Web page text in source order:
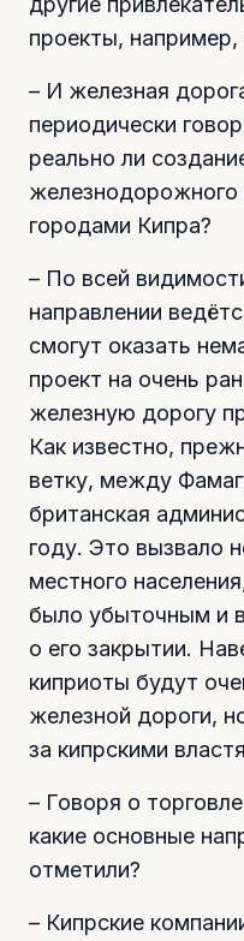
проекты,
– И железная
периодически
реально ли
городами Кипра?
– По всей
направлении
смогут оказать
проект на очень
железную дорогу
Как известно,
ветку, между
британская
году. Это вызвало
местного
было убыточным и
о его закрытии.
киприоты будут
железной дороги,
за кипрскими
– Говоря о
какие основные
отметили?
– Кипрские